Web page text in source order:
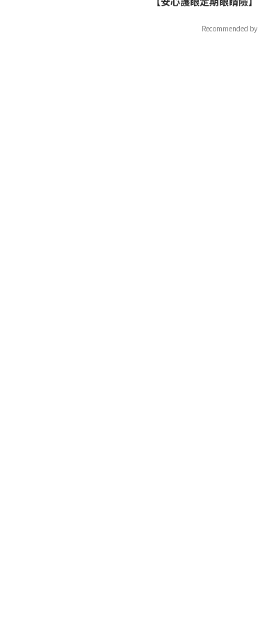
Recommended by